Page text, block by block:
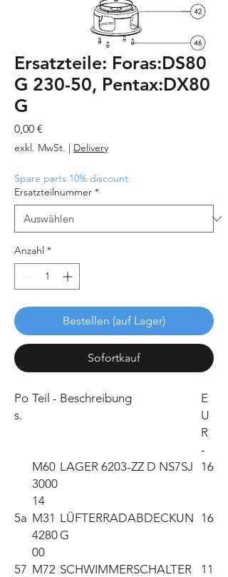
Ersatzteile: Foras:DS80
G 230-50, Pentax:DX80
G
0,00 €
exkl. MwSt. | Delivery
Spare parts 10% discount
Ersatzteilnummer *
Anzahl *
Bestellen (auf Lager)
Sofortkauf
Po
s.
Teil - Beschreibung
E
U
R
-
M60
3000
14
LAGER 6203-ZZ D NS7SJ 16
5a M31
4280
00
LÜFTERRADABDECKUN
G
16
57 M72 SCHWIMMERSCHALTER
11